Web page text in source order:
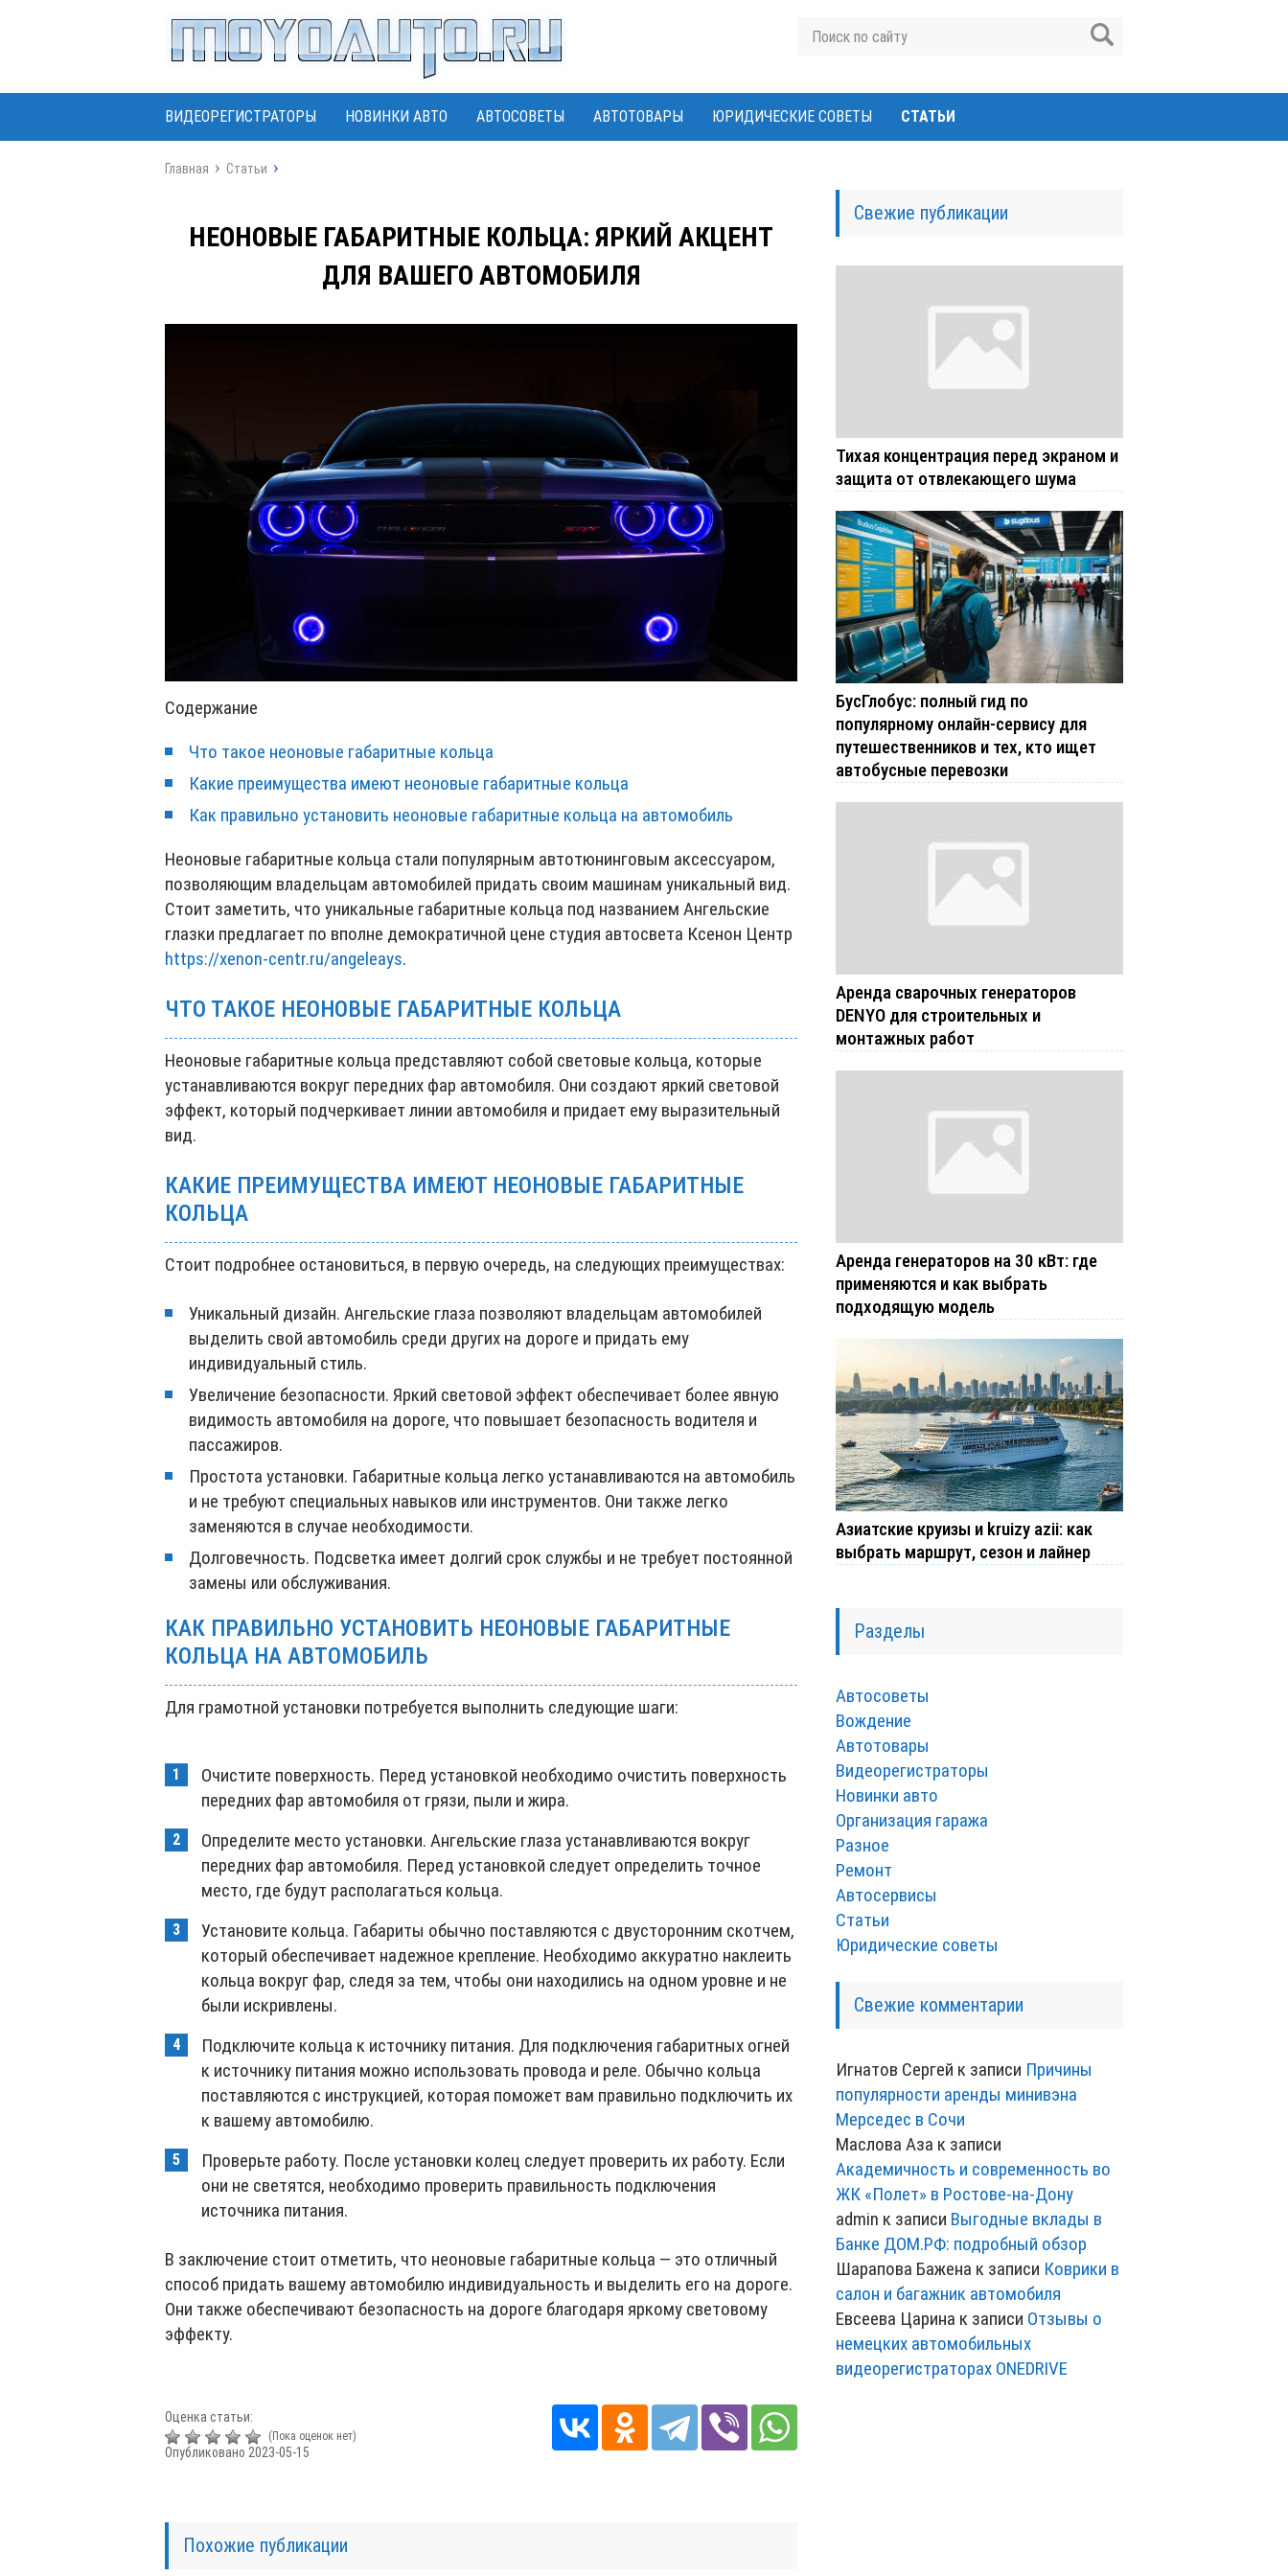
ВИДЕОРЕГИСТРАТОРЫ НОВИНКИ АВТО АВТОСОВЕТЫ АВТОТОВАРЫ ЮРИДИЧЕСКИЕ СОВЕТЫ СТАТЬИ
Главная Статьи
НЕОНОВЫЕ ГАБАРИТНЫЕ КОЛЬЦА: ЯРКИЙ АКЦЕНТ
ДЛЯ ВАШЕГО АВТОМОБИЛЯ
Содержание
Что такое неоновые габаритные кольца
Какие преимущества имеют неоновые габаритные кольца
Как правильно установить неоновые габаритные кольца на автомобиль
Неоновые габаритные кольца стали популярным автотюнинговым аксессуаром,
позволяющим владельцам автомобилей придать своим машинам уникальный вид.
Стоит заметить, что уникальные габаритные кольца под названием Ангельские
глазки предлагает по вполне демократичной цене студия автосвета Ксенон Центр
https://xenon-centr.ru/angeleays.
ЧТО ТАКОЕ НЕОНОВЫЕ ГАБАРИТНЫЕ КОЛЬЦА
Неоновые габаритные кольца представляют собой световые кольца, которые
устанавливаются вокруг передних фар автомобиля. Они создают яркий световой
эффект, который подчеркивает линии автомобиля и придает ему выразительный
вид.
КАКИЕ ПРЕИМУЩЕСТВА ИМЕЮТ НЕОНОВЫЕ ГАБАРИТНЫЕ
КОЛЬЦА
Стоит подробнее остановиться, в первую очередь, на следующих преимуществах:
Уникальный дизайн. Ангельские глаза позволяют владельцам автомобилей
выделить свой автомобиль среди других на дороге и придать ему
индивидуальный стиль.
Увеличение безопасности. Яркий световой эффект обеспечивает более явную
видимость автомобиля на дороге, что повышает безопасность водителя и
пассажиров.
Простота установки. Габаритные кольца легко устанавливаются на автомобиль
и не требуют специальных навыков или инструментов. Они также легко
заменяются в случае необходимости.
Долговечность. Подсветка имеет долгий срок службы и не требует постоянной
замены или обслуживания.
КАК ПРАВИЛЬНО УСТАНОВИТЬ НЕОНОВЫЕ ГАБАРИТНЫЕ
КОЛЬЦА НА АВТОМОБИЛЬ
Для грамотной установки потребуется выполнить следующие шаги:
Очистите поверхность. Перед установкой необходимо очистить поверхность
передних фар автомобиля от грязи, пыли и жира.
Определите место установки. Ангельские глаза устанавливаются вокруг
передних фар автомобиля. Перед установкой следует определить точное
место, где будут располагаться кольца.
Установите кольца. Габариты обычно поставляются с двусторонним скотчем,
который обеспечивает надежное крепление. Необходимо аккуратно наклеить
кольца вокруг фар, следя за тем, чтобы они находились на одном уровне и не
были искривлены.
Подключите кольца к источнику питания. Для подключения габаритных огней
к источнику питания можно использовать провода и реле. Обычно кольца
поставляются с инструкцией, которая поможет вам правильно подключить их
к вашему автомобилю.
Проверьте работу. После установки колец следует проверить их работу. Если
они не светятся, необходимо проверить правильность подключения
источника питания.
В заключение стоит отметить, что неоновые габаритные кольца — это отличный
способ придать вашему автомобилю индивидуальность и выделить его на дороге.
Они также обеспечивают безопасность на дороге благодаря яркому световому
эффекту.
Оценка статьи:
(Пока оценок нет)
Опубликовано 2023-05-15
Похожие публикации
Свежие публикации
Тихая концентрация перед экраном и
защита от отвлекающего шума
БусГлобус: полный гид по
популярному онлайн-сервису для
путешественников и тех, кто ищет
автобусные перевозки
Аренда сварочных генераторов
DENYO для строительных и
монтажных работ
Аренда генераторов на 30 кВт: где
применяются и как выбрать
подходящую модель
Азиатские круизы и kruizy azii: как
выбрать маршрут, сезон и лайнер
Разделы
Автосоветы
Вождение
Автотовары
Видеорегистраторы
Новинки авто
Организация гаража
Разное
Ремонт
Автосервисы
Статьи
Юридические советы
Свежие комментарии
Игнатов Сергей к записи Причины
популярности аренды минивэна
Мерседес в Сочи
Маслова Аза к записи
Академичность и современность во
ЖК «Полет» в Ростове-на-Дону
admin к записи Выгодные вклады в
Банке ДОМ.РФ: подробный обзор
Шарапова Бажена к записи Коврики в
салон и багажник автомобиля
Евсеева Царина к записи Отзывы о
немецких автомобильных
видеорегистраторах ONEDRIVE